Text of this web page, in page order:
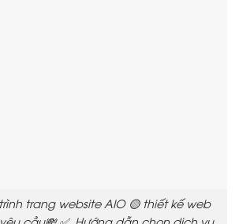
trang website AIO 🟡 thiết kế web
cầu💸 ✅ Hướng dẫn chọn dịch vụ